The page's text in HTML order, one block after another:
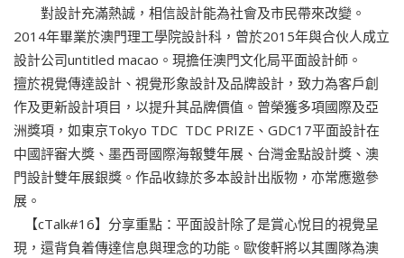
對設計充滿熱誠，相信設計能為社會及市民帶來改變。
2014年畢業於澳門理工學院設計科，曾於2015年與合伙人成立
設計公司untitled macao。現擔任澳門文化局平面設計師。
擅於視覺傳達設計、視覺形象設計及品牌設計，致力為客戶創
作及更新設計項目，以提升其品牌價值。曾榮獲多項國際及亞
洲獎項，如東京Tokyo TDC TDC PRIZE、GDC17平面設計在
中國評審大獎、墨西哥國際海報雙年展、台灣金點設計獎、澳
門設計雙年展銀獎。作品收錄於多本設計出版物，亦常應邀參
展。
【cTalk#16】分享重點：平面設計除了是賞心悅目的視覺呈
現，還背負着傳達信息與理念的功能。歐俊軒將以其團隊為澳